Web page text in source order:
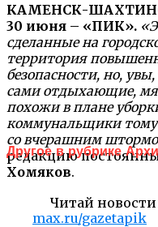
КАМЕНСК-
30 июня – «ПИК».
сделанные на
территория
безопасности, но,
сами отдыхающие,
похожи в плане
коммунальщики тому
со вчерашним
редакцию
Хомяков.
Читай новости
max.ru/gazetapik
Другое в рубрике